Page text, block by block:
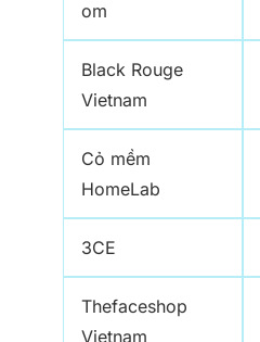
om
Black Rouge
Vietnam
Cỏ mềm
HomeLab
3CE
Thefaceshop
Vietnam